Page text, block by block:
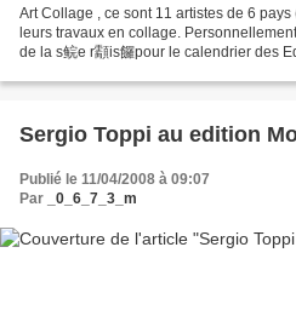
Art Collage , ce sont 11 artistes de 6 pays
leurs travaux en collage.
de la s鲩e r顬is饠pour le calendrier des
Sergio Toppi au
Publié le 11/04/2008 à 09:07
Par
_0_6_7_3_m